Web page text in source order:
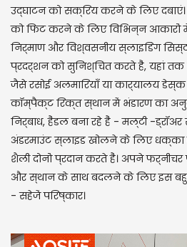
उद्घाटन को सक्रिय करने के लिए
को फिट करने के लिए विभिन्न
निर्माण और विश्वसनीय स्लाइडिंग
प्रदर्शन को सुनिश्चित करते हैं, यहां
जैसे रसोई अलमारियाँ या कार्यालय
कॉम्पैक्ट रिक्त स्थान में भंडारण का
निर्बाध, हैंडल बना रहे हैं - मल्टी -
अंडरमाउंट स्लाइड खोलने के लिए धक्का
शैली दोनों प्रदान करते हैं। अपने
और स्थान के साथ बदलने के लिए इस
- सहेजें परिष्कार।